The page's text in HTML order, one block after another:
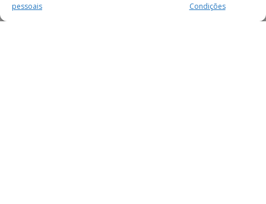
pessoais
Condições